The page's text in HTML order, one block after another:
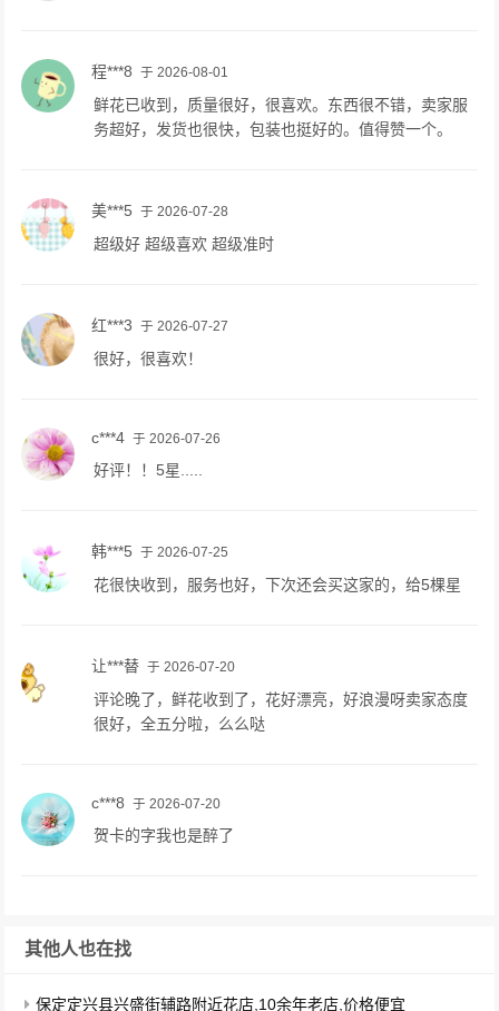
程***8 于 2026-08-01
鲜花已收到，质量很好，很喜欢。东西很不错，卖家服
务超好，发货也很快，包装也挺好的。值得赞一个。
美***5 于 2026-07-28
超级好 超级喜欢 超级准时
红***3 于 2026-07-27
很好，很喜欢！
c***4 于 2026-07-26
好评！！5星.....
韩***5 于 2026-07-25
花很快收到，服务也好，下次还会买这家的，给5棵星
让***替 于 2026-07-20
评论晚了，鲜花收到了，花好漂亮，好浪漫呀卖家态度
很好，全五分啦，么么哒
c***8 于 2026-07-20
贺卡的字我也是醉了
其他人也在找
保定定兴县兴盛街辅路附近花店,10余年老店,价格便宜